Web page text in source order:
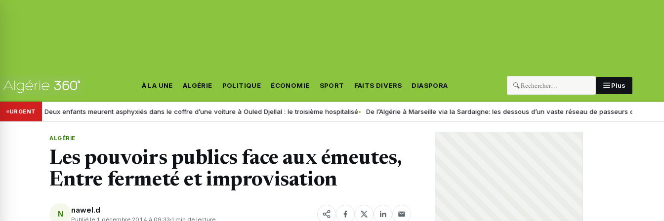
À LA UNE ALGÉRIE POLITIQUE ÉCONOMIE SPORT FAITS DIVERS DIASPORA 🔍 Plus
URGENT
Deux enfants meurent asphyxiés dans le coffre d’une voiture à Ouled Djellal : le troisième hospitalisé De l’Algérie à Marseille via la Sardaigne: les dessous d’un vaste réseau de passeurs démantelé en Italie
ALGÉRIE
Les pouvoirs publics face aux émeutes,
Entre fermeté et improvisation
N nawel.d
Publié le 1 décembre 2014 à 09:33 1 min de lecture